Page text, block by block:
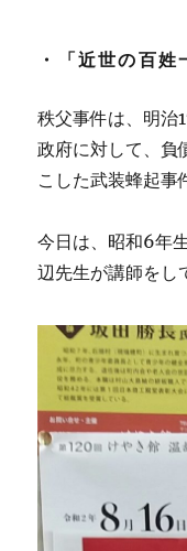
・「近世の百
秩父事件は、明治
政府に対して、負
こした武装蜂起事
今日は、昭和6年
辺先生が講師をし